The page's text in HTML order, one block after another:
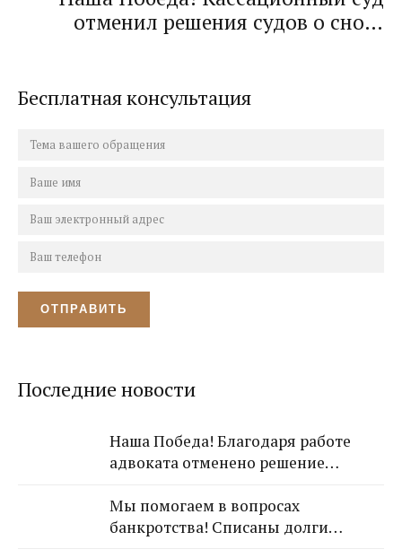
средств!отменил решения судов о сносе
Бесплатная консультация
Последние новости
Наша Победа! Благодаря работе
адвоката отменено решение
взыскании с арендодателя 650 000
рублей!
Мы помогаем в вопросах
банкротства! Списаны долги